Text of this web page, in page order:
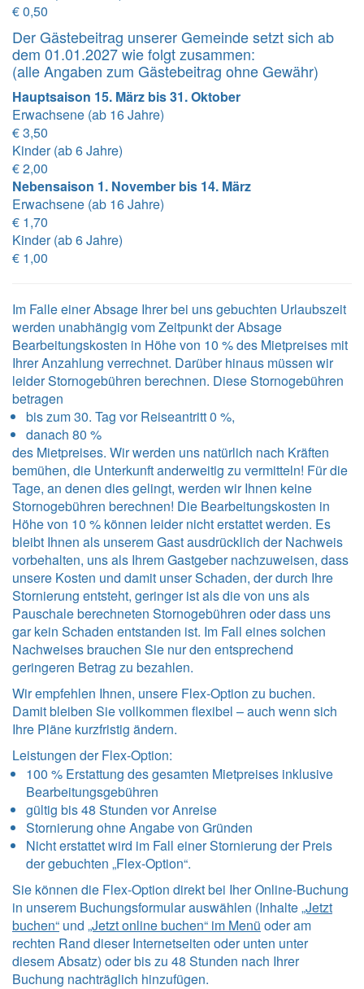
€ 0,50
Der Gästebeitrag unserer Gemeinde setzt sich ab
dem 01.01.2027 wie folgt zusammen:
(alle Angaben zum Gästebeitrag ohne Gewähr)
Hauptsaison 15. März bis 31. Oktober
Erwachsene (ab 16 Jahre)
€ 3,50
Kinder (ab 6 Jahre)
€ 2,00
Nebensaison 1. November bis 14. März
Erwachsene (ab 16 Jahre)
€ 1,70
Kinder (ab 6 Jahre)
€ 1,00
Im Falle einer Absage Ihrer bei uns gebuchten Urlaubszeit
werden unabhängig vom Zeitpunkt der Absage
Bearbeitungskosten in Höhe von 10 % des Mietpreises mit
Ihrer Anzahlung verrechnet. Darüber hinaus müssen wir
leider Stornogebühren berechnen. Diese Stornogebühren
betragen
bis zum 30. Tag vor Reiseantritt 0 %,
danach 80 %
des Mietpreises. Wir werden uns natürlich nach Kräften
bemühen, die Unterkunft anderweitig zu vermitteln! Für die
Tage, an denen dies gelingt, werden wir Ihnen keine
Stornogebühren berechnen! Die Bearbeitungskosten in
Höhe von 10 % können leider nicht erstattet werden. Es
bleibt Ihnen als unserem Gast ausdrücklich der Nachweis
vorbehalten, uns als Ihrem Gastgeber nachzuweisen, dass
unsere Kosten und damit unser Schaden, der durch Ihre
Stornierung entsteht, geringer ist als die von uns als
Pauschale berechneten Stornogebühren oder dass uns
gar kein Schaden entstanden ist. Im Fall eines solchen
Nachweises brauchen Sie nur den entsprechend
geringeren Betrag zu bezahlen.
Wir empfehlen Ihnen, unsere Flex-Option zu buchen.
Damit bleiben Sie vollkommen flexibel – auch wenn sich
Ihre Pläne kurzfristig ändern.
Leistungen der Flex-Option:
100 % Erstattung des gesamten Mietpreises inklusive
Bearbeitungsgebühren
gültig bis 48 Stunden vor Anreise
Stornierung ohne Angabe von Gründen
Nicht erstattet wird im Fall einer Stornierung der Preis
der gebuchten „Flex-Option“.
Sie können die Flex-Option direkt bei Iher Online-Buchung
in unserem Buchungsformular auswählen (Inhalte„Jetzt
buchen“ und „Jetzt online buchen“ im Menü oder am
rechten Rand dieser Internetseiten oder unten unter
diesem Absatz) oder bis zu 48 Stunden nach Ihrer
Buchung nachträglich hinzufügen.